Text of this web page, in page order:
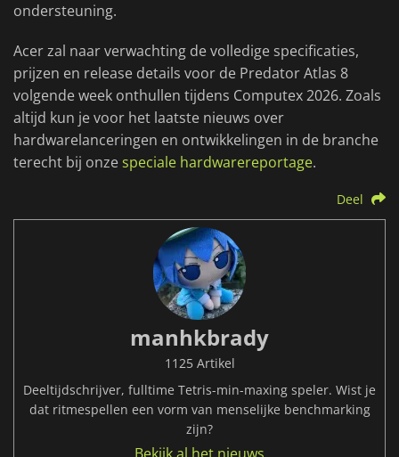
ondersteuning.
Acer zal naar verwachting de volledige specificaties,
prijzen en release details voor de Predator Atlas 8
volgende week onthullen tijdens Computex 2026. Zoals
altijd kun je voor het laatste nieuws over
hardwarelanceringen en ontwikkelingen in de branche
terecht bij onzespeciale hardwarereportage.
Deel
manhkbrady
1125 Artikel
Deeltijdschrijver, fulltime Tetris-min-maxing speler. Wist je
dat ritmespellen een vorm van menselijke benchmarking
zijn?